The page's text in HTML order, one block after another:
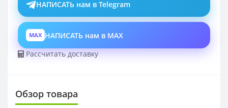
НАПИСАТЬ нам в Telegram
MAX НАПИСАТЬ нам в MAX
Рассчитать доставку
Обзор товара